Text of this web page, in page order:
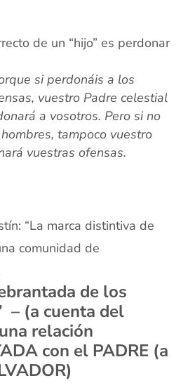
de un “hijo” es perdonar
si perdonáis a los
vuestro Padre celestial
a vosotros. Pero si no
tampoco vuestro
vuestras ofensas.
“La marca distintiva de
comunidad de
de los
– (a cuenta del
relación
con el PADRE (a